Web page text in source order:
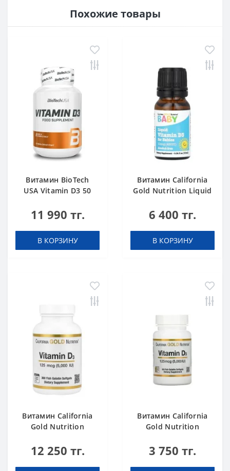
Похожие товары
Витамин BioTech
USA Vitamin D3 50
11 990 тг.
В КОРЗИНУ
Витамин California
Gold Nutrition Liquid
Babies, 10 мкг 400 IU
6 400 тг.
В КОРЗИНУ
Витамин California
Gold Nutrition
12 250 тг.
Витамин California
Gold Nutrition
3 750 тг.